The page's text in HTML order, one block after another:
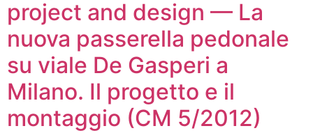
project and design — La
nuova passerella pedonale
su viale De Gasperi a
Milano. Il progetto e il
montaggio (CM 5/2012)